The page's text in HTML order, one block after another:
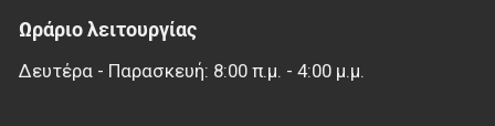
Ωράριο λειτουργίας
Δευτέρα - Παρασκευή: 8:00 π.μ. - 4:00 μ.μ.